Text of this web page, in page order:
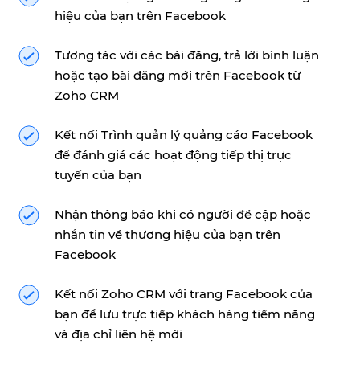
hiệu của bạn trên Facebook
Tương tác với các bài đăng, trả lời bình luận
hoặc tạo bài đăng mới trên Facebook từ
Zoho CRM
Kết nối Trình quản lý quảng cáo Facebook
để đánh giá các hoạt động tiếp thị trực
tuyến của bạn
Nhận thông báo khi có người đề cập hoặc
nhắn tin về thương hiệu của bạn trên
Facebook
Kết nối Zoho CRM với trang Facebook của
bạn để lưu trực tiếp khách hàng tiềm năng
và địa chỉ liên hệ mới